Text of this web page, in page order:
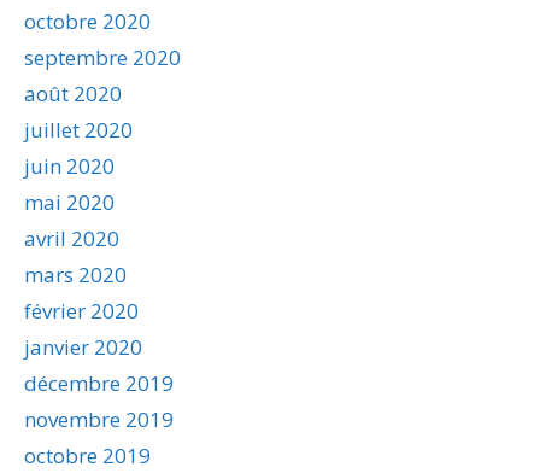
octobre 2020
septembre 2020
août 2020
juillet 2020
juin 2020
mai 2020
avril 2020
mars 2020
février 2020
janvier 2020
décembre 2019
novembre 2019
octobre 2019